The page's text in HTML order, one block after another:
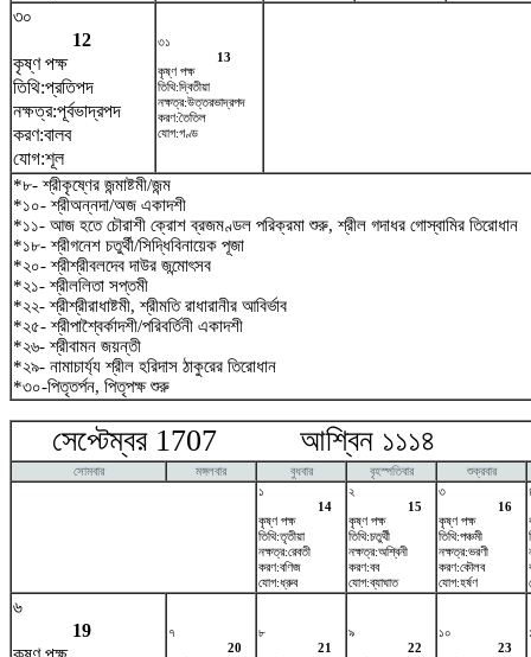
৩০
12
কৃষ্ণ পক্ষ
তিথি:প্রতিপদ
নক্ষত্র:পূর্বভাদ্রপদ
করণ:বালব
যোগ:শূল
৩১
13
কৃষ্ণ পক্ষ
তিথি:দ্বিতীয়া
নক্ষত্র:উত্তরভাদ্রপদ
করণ:তৈতিল
যোগ:গণ্ড
*৮- শ্রীকৃষ্ণের জন্মাষ্টমী/জন্ম
*১০- শ্রীঅন্নদা/অজ একাদশী
*১১- আজ হতে চৌরাশী ক্রোশ ব্রজমণ্ডল পরিক্রমা শুরু, শ্রীল গদাধর গোস্বামির তিরোধান
*১৮- শ্রীগনেশ চতুর্থী/সিদ্ধিবিনায়েক পূজা
*২০- শ্রীশ্রীবলদেব দাউর জন্মোৎসব
*২১- শ্রীললিতা সপ্তমী
*২২- শ্রীশ্রীরাধাষ্টমী, শ্রীমতি রাধারানীর আবির্ভাব
*২৫- শ্রীপাশ্বৈর্কাদশী/পরিবর্তিনী একাদশী
*২৬- শ্রীবামন জয়ন্তী
*২৯- নামাচার্য্য শ্রীল হরিদাস ঠাকুরের তিরোধান
*৩০-পিতৃতর্পন, পিতৃপক্ষ শুরু
সেপ্টেম্বর 1707 আশ্বিন ১১১৪
সোমবার মঙ্গলবার বুধবার বৃহস্পতিবার
শুক্রবার
১
14
কৃষ্ণ পক্ষ
তিথি:তৃতীয়া
নক্ষত্র:রেবতী
করণ:বণিজ
যোগ:ধ্রুব
২
15
কৃষ্ণ পক্ষ
তিথি:চতুর্থী
নক্ষত্র:অশ্বিনী
করণ:বব
যোগ:ব্যাঘাত
৩
16
কৃষ্ণ পক্ষ
তিথি:পঞ্চমী
নক্ষত্র:ভরণী
করণ:কৌলব
যোগ:হর্ষণ
৬
19
৭
20
৮
21
৯
22
১০
23